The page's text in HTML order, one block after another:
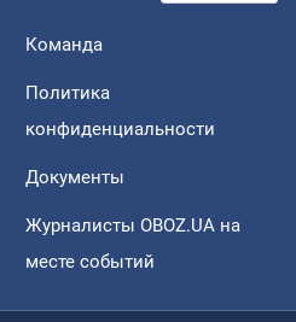
Команда
Политика
конфиденциальности
Документы
Журналисты OBOZ.UA на
месте событий